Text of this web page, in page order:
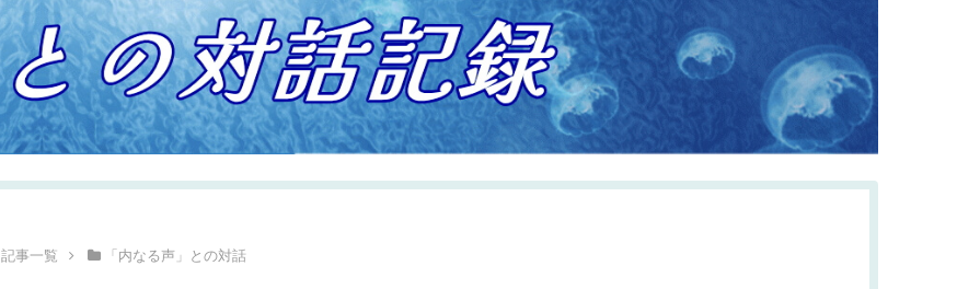
記事一覧 「内なる声」との対話